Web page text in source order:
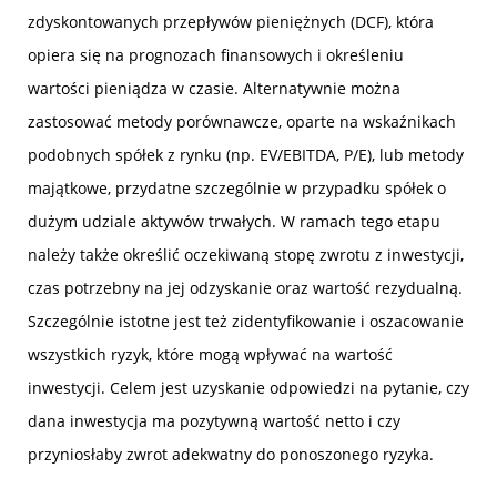
zdyskontowanych przepływów pieniężnych (DCF), która
opiera się na prognozach finansowych i określeniu
wartości pieniądza w czasie. Alternatywnie można
zastosować metody porównawcze, oparte na wskaźnikach
podobnych spółek z rynku (np. EV/EBITDA, P/E), lub metody
majątkowe, przydatne szczególnie w przypadku spółek o
dużym udziale aktywów trwałych. W ramach tego etapu
należy także określić oczekiwaną stopę zwrotu z inwestycji,
czas potrzebny na jej odzyskanie oraz wartość rezydualną.
Szczególnie istotne jest też zidentyfikowanie i oszacowanie
wszystkich ryzyk, które mogą wpływać na wartość
inwestycji. Celem jest uzyskanie odpowiedzi na pytanie, czy
dana inwestycja ma pozytywną wartość netto i czy
przyniosłaby zwrot adekwatny do ponoszonego ryzyka.